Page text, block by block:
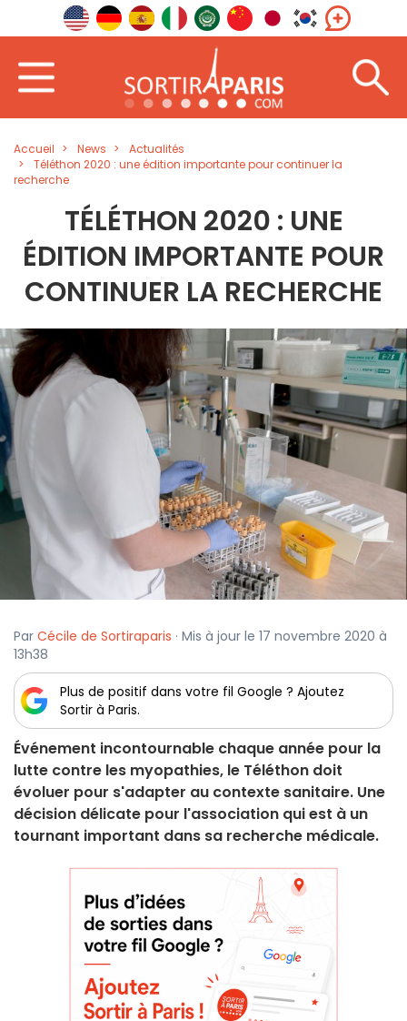
Accueil News
Actualités
Téléthon 2020 : une édition importante pour continuer la
recherche
TÉLÉTHON 2020 : UNE
ÉDITION IMPORTANTE POUR
CONTINUER LA RECHERCHE
Par Cécile de Sortiraparis · Mis à jour le 17 novembre 2020 à
13h38
Plus de positif dans votre fil Google ? Ajoutez
Sortir à Paris.
Événement incontournable chaque année pour la
lutte contre les myopathies, le Téléthon doit
évoluer pour s'adapter au contexte sanitaire. Une
décision délicate pour l'association qui est à un
tournant important dans sa recherche médicale.